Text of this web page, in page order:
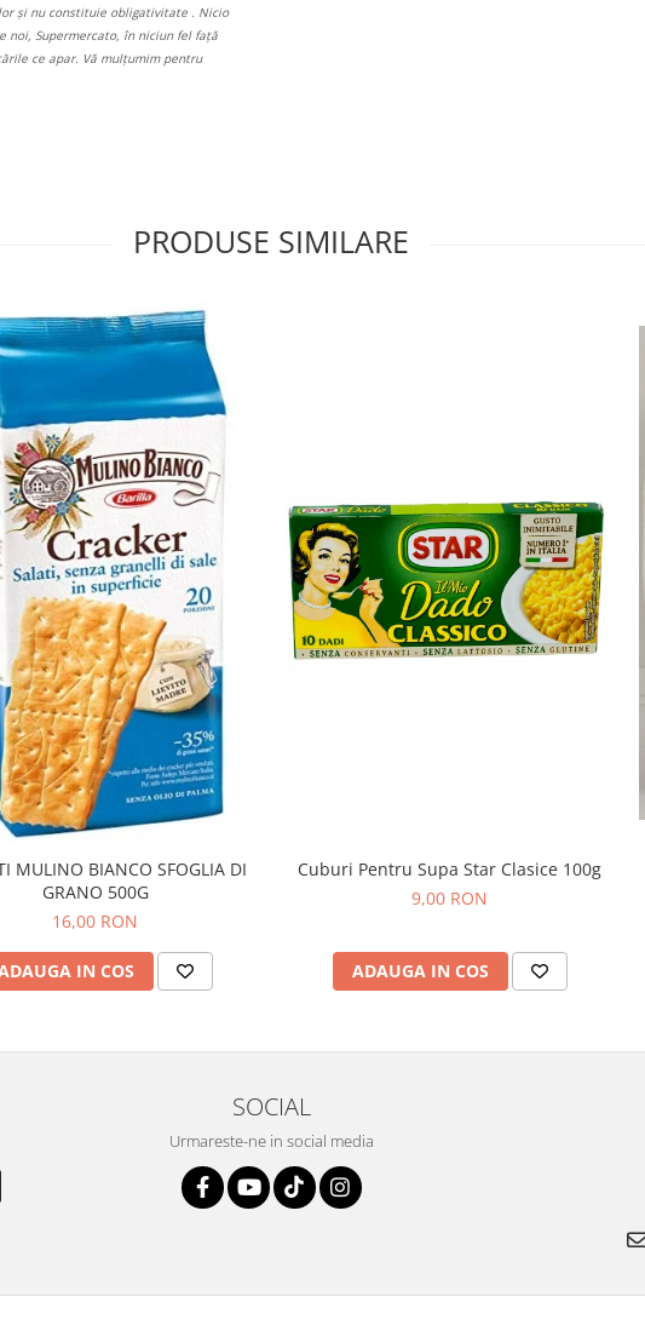
și nu constituie obligativitate . Nicio
noi, Supermercato, în niciun fel față
ce apar. Vă mulțumim pentru
PRODUSE SIMILARE
MULINO BIANCO SFOGLIA DI
GRANO 500G
16,00 RON
IN COS
Cuburi Pentru Supa Star Clasice 100g
9,00 RON
ADAUGA IN COS
SOCIAL
Urmareste-ne in social media